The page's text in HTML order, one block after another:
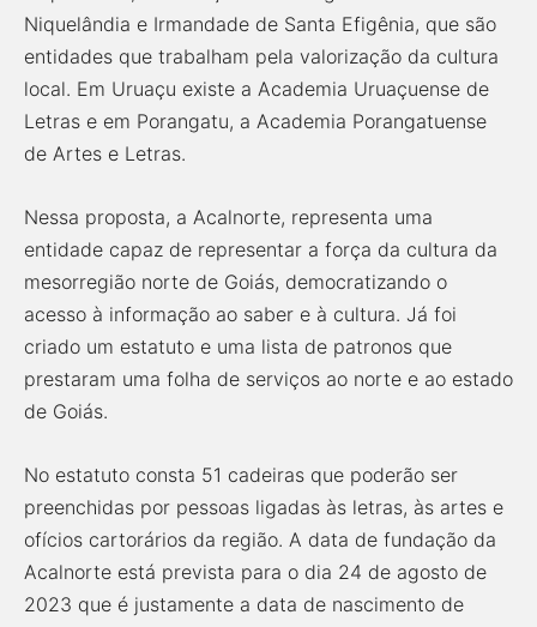
Niquelândia e Irmandade de Santa Efigênia, que são
entidades que trabalham pela valorização da cultura
local. Em Uruaçu existe a Academia Uruaçuense de
Letras e em Porangatu, a Academia Porangatuense
de Artes e Letras.
Nessa proposta, a Acalnorte, representa uma
entidade capaz de representar a força da cultura da
mesorregião norte de Goiás, democratizando o
acesso à informação ao saber e à cultura. Já foi
criado um estatuto e uma lista de patronos que
prestaram uma folha de serviços ao norte e ao estado
de Goiás.
No estatuto consta 51 cadeiras que poderão ser
preenchidas por pessoas ligadas às letras, às artes e
ofícios cartorários da região. A data de fundação da
Acalnorte está prevista para o dia 24 de agosto de
2023 que é justamente a data de nascimento de